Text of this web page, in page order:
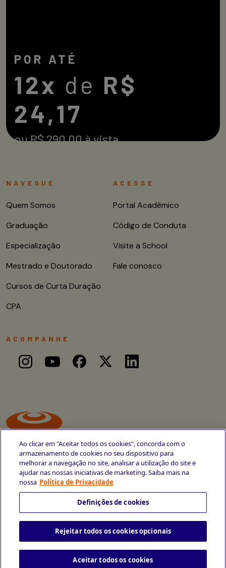
POR ATÉ
12x de R$
24,17
ou R$ 290,00 à vista
Compre agora
Avenida Cais do Apolo, 77
Política de Privacidade Portal da Privacidade
NAVEGUE
Quem Somos
Graduação
Especialização
Mestrado e Doutorado
Cursos de Curta Duração
CPA
ACESSE
Portal Acadêmico
Código de Conduta
Visite a School
Fale conosco
ACOMPANHE
Ao clicar em "Aceitar todos os cookies", concorda com o
armazenamento de cookies no seu dispositivo para
melhorar a navegação no site, analisar a utilização do site e
ajudar nas nossas iniciativas de marketing. Saiba mais na
nossa Política de Privacidade
Definições de cookies
Rejeitar todos os cookies opcionais
Aceitar todos os cookies